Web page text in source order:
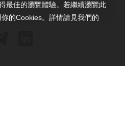
最佳的瀏覽體驗。若繼續瀏覽此
的Cookies。詳情請見我們的